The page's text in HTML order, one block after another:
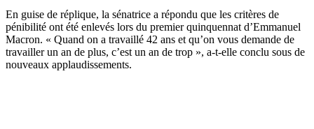
En guise de réplique, la sénatrice a répondu que les critères de
pénibilité ont été enlevés lors du premier quinquennat d’Emmanuel
Macron. « Quand on a travaillé 42 ans et qu’on vous demande de
travailler un an de plus, c’est un an de trop », a-t-elle conclu sous de
nouveaux applaudissements.